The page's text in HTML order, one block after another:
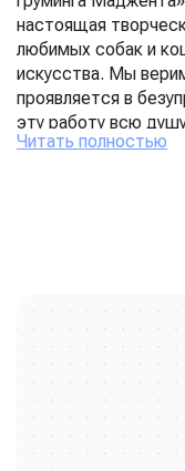
настоящая
любимых собак и
искусства. Мы
проявляется в
эту работу всю
художники, чей
животного с
техниками
Читать полностью